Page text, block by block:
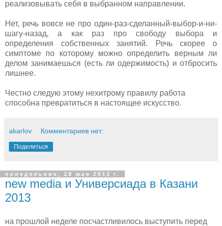
реализовывать себя в выбранном направлении.
Нет, речь вовсе не про один-раз-сделанный-выбор-и-ни-
шагу-назад, а как раз про свободу выбора и
определения собственных занятий. Речь скорее о
симптоме по которому можно определить верным ли
делом занимаешься (есть ли одержимость) и отбросить
лишнее.
Честно следую этому нехитрому правилу работа
способна превратиться в настоящее искусство.
akarlov Комментариев нет:
Поделиться
понедельник, 28 мая 2012 г.
new media и Универсиада в Казани
2013
на прошлой неделе посчастливилось выступить перед